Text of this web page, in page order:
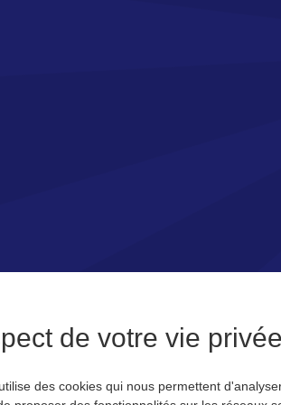
de votre vie
des cookies qui nous permettent